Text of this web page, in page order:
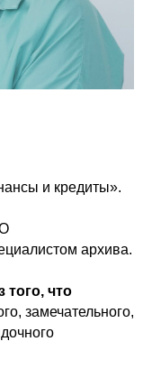
и кредиты».
архива.
того, что
замечательного,